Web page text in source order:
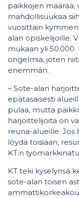
paikkojen määrää,
mahdollisuuksia
vuosittain
alan opiskelijoille.
mukaan yli 50
ongelmia, joten
enemmän.
– Sote-alan
epätasaisesti
pulaa, mutta
harjoittelijoita on
reuna-alueille. Jos
löydä toisiaan,
KT:n
KT teki kyselynsä
sote-alan toisen